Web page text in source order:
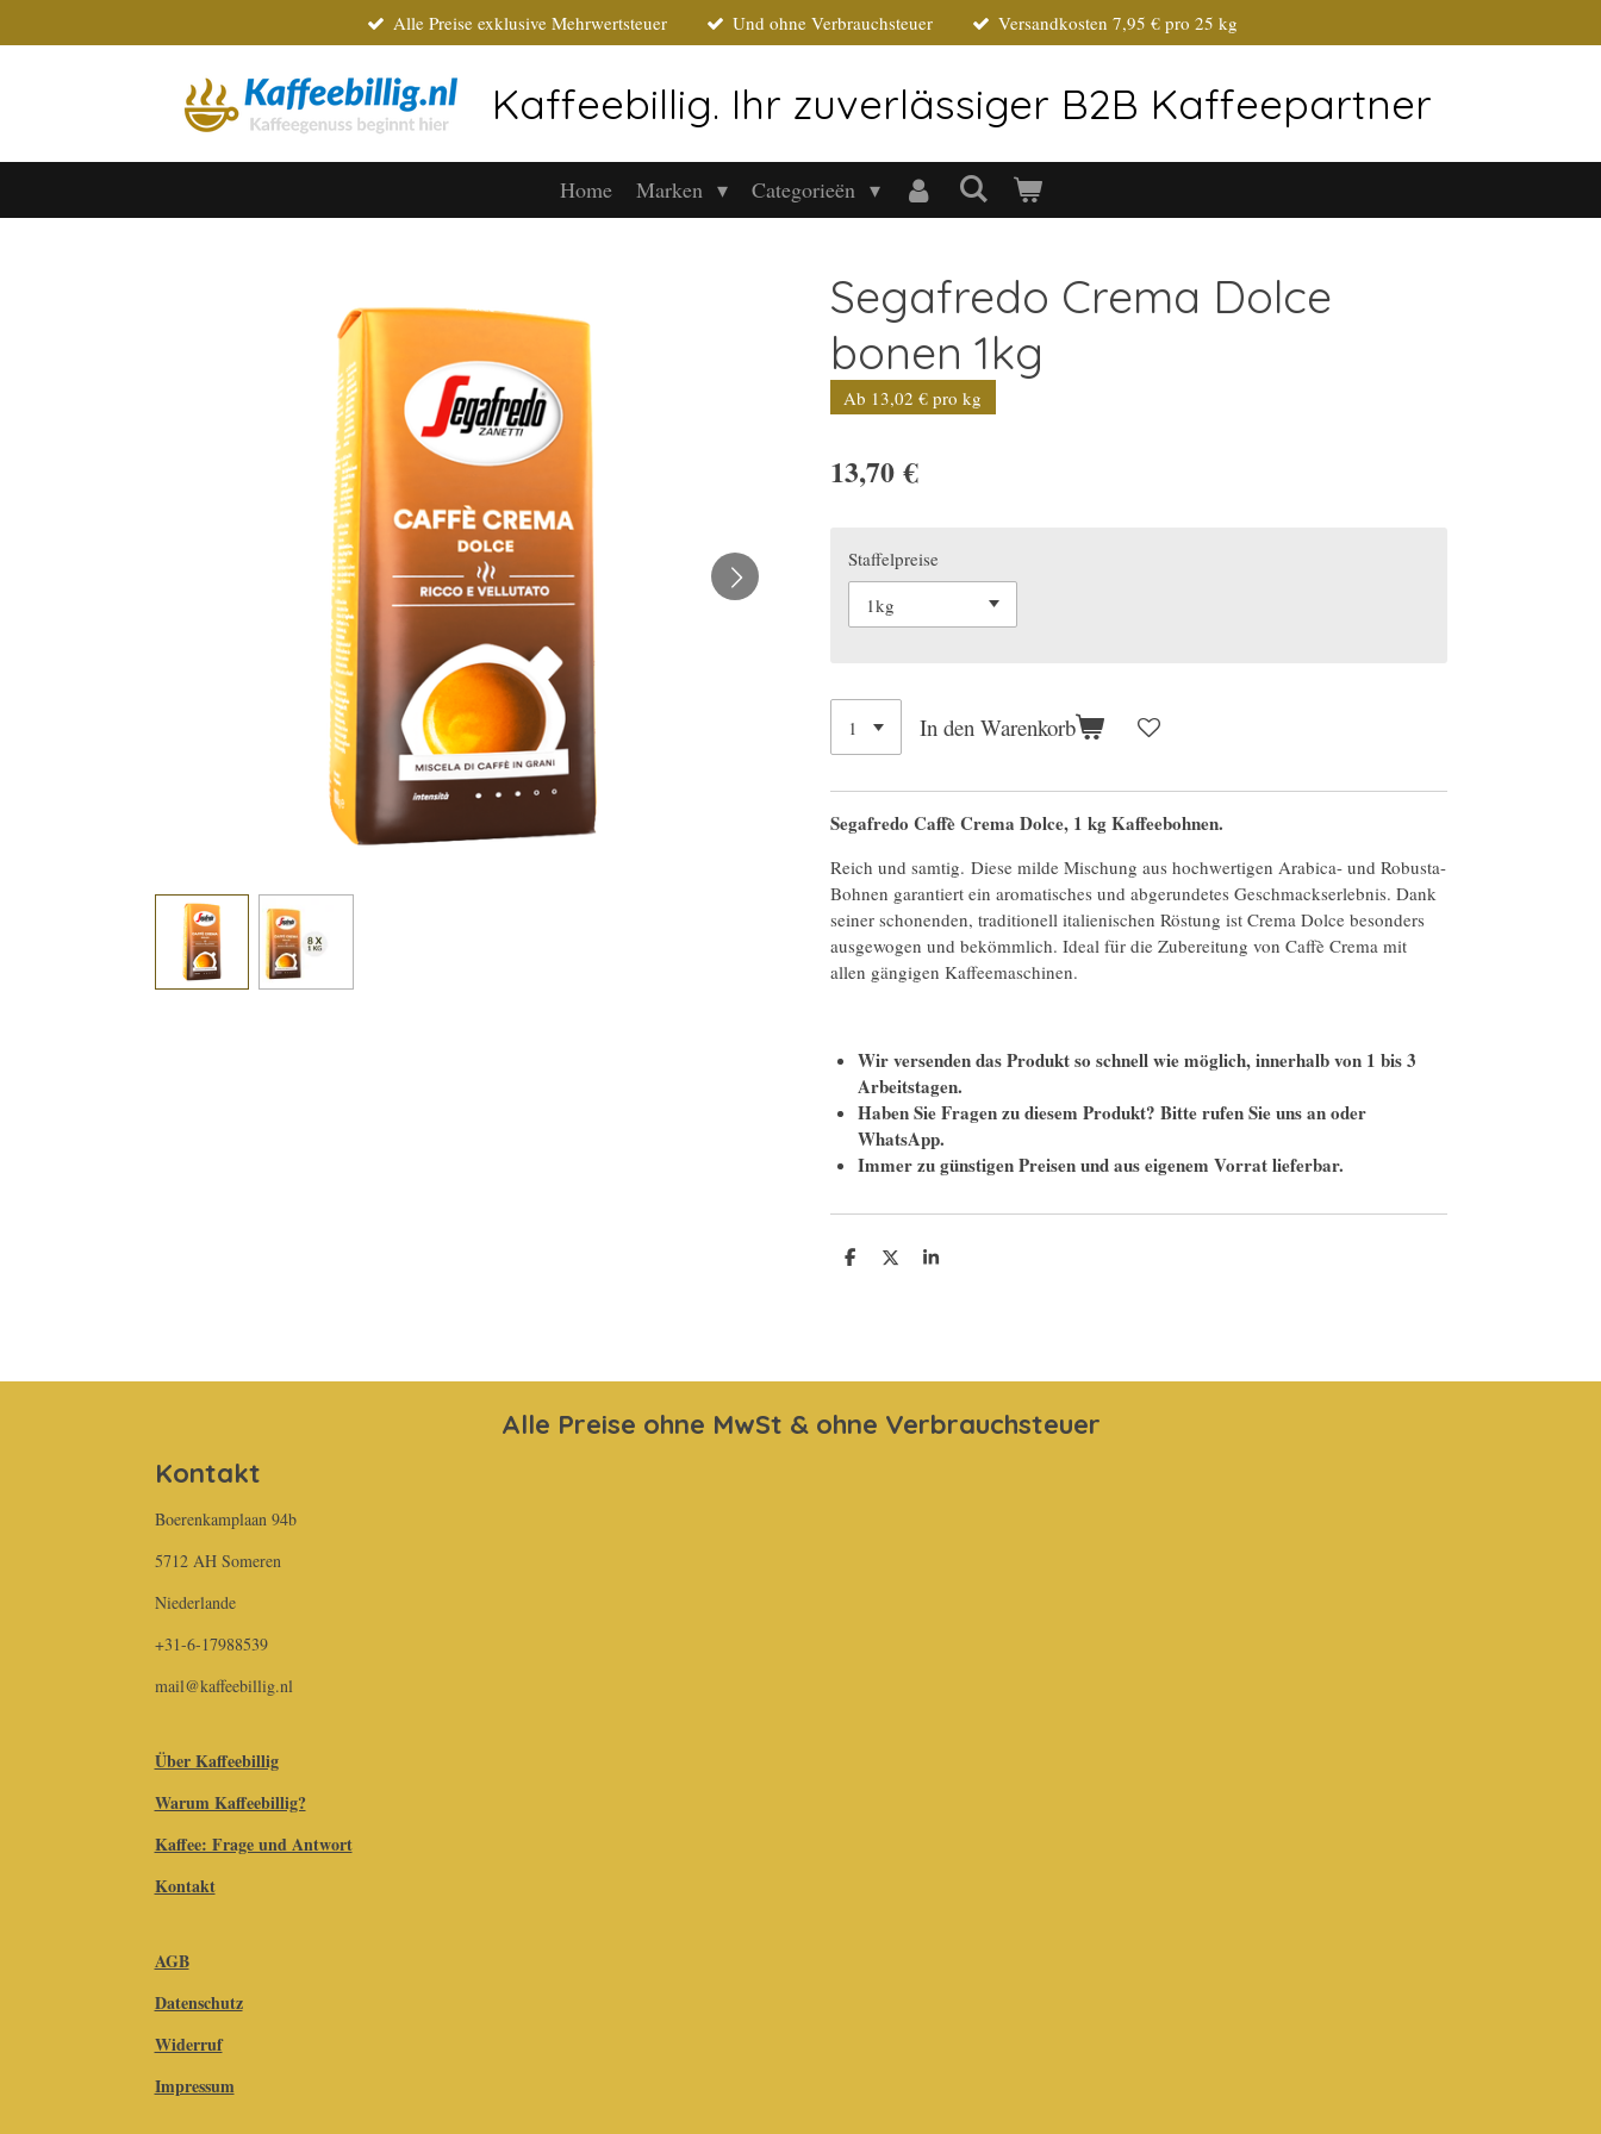
Hauptinhalt
Alle Preise exklusive Mehrwertsteuer Und ohne Verbrauchsteuer Versandkosten 7,95 € pro 25 kg
Kaffeebillig. Ihr zuverlässiger B2B Kaffeepartner
Home Marken Categorieën
Segafredo Crema Dolce
bonen 1kg
Ab 13,02 € pro kg
13,70 €
Staffelpreise
In den Warenkorb
Segafredo Caffè Crema Dolce, 1 kg Kaffeebohnen.
Reich und samtig. Diese milde Mischung aus hochwertigen Arabica- und Robusta-
Bohnen garantiert ein aromatisches und abgerundetes Geschmackserlebnis. Dank
seiner schonenden, traditionell italienischen Röstung ist Crema Dolce besonders
ausgewogen und bekömmlich. Ideal für die Zubereitung von Caffè Crema mit
allen gängigen Kaffeemaschinen.
Wir versenden das Produkt so schnell wie möglich, innerhalb von 1 bis 3
Arbeitstagen.
Haben Sie Fragen zu diesem Produkt? Bitte rufen Sie uns an oder
WhatsApp.
Immer zu günstigen Preisen und aus eigenem Vorrat lieferbar.
T
T
T
Alle Preise ohne MwSt & ohne Verbrauchsteuer
Kontakt
Boerenkamplaan 94b
5712 AH Someren
Niederlande
+31-6-17988539
mail@kaffeebillig.nl
Über Kaffeebillig
Warum Kaffeebillig?
Kaffee: Frage und Antwort
Kontakt
AGB
Datenschutz
Widerruf
Impressum